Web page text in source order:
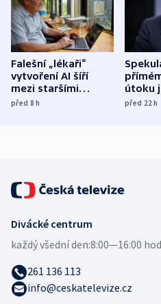
Falešní „lékaři“
vytvoření AI šíří
mezi staršími
Poláky nebezpečné
před 8h
útoku
míní
před 22h
Divácké centrum
každý všední den:8:00—16:00
261 136 113
info@ceskatelevize.cz